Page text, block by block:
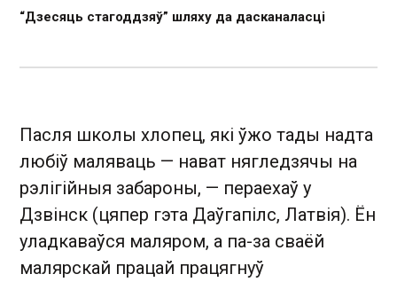
“Дзесяць стагоддзяў” шляху да дасканаласці
Пасля школы хлопец, які ўжо тады надта
любіў маляваць — нават нягледзячы на
рэлігійныя забароны, — пераехаў у
Дзвінск (цяпер гэта Даўгапілс, Латвія). Ён
уладкаваўся маляром, а па-за сваёй
малярскай працай працягнуў